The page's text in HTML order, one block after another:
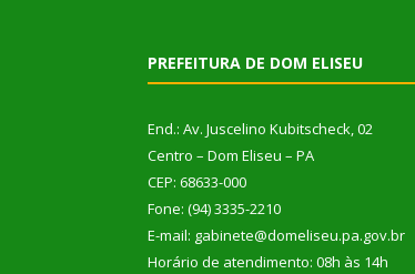
PREFEITURA DE DOM ELISEU
End.: Av. Juscelino Kubitscheck, 02
Centro – Dom Eliseu – PA
CEP: 68633-000
Fone: (94) 3335-2210
E-mail: gabinete@domeliseu.pa.gov.br
Horário de atendimento: 08h às 14h